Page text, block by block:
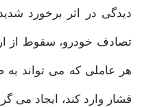
دیدگی در اثر برخورد
تصادف خودرو، سقوط از
هر عاملی که می تواند
فشار وارد کند، ایجاد می